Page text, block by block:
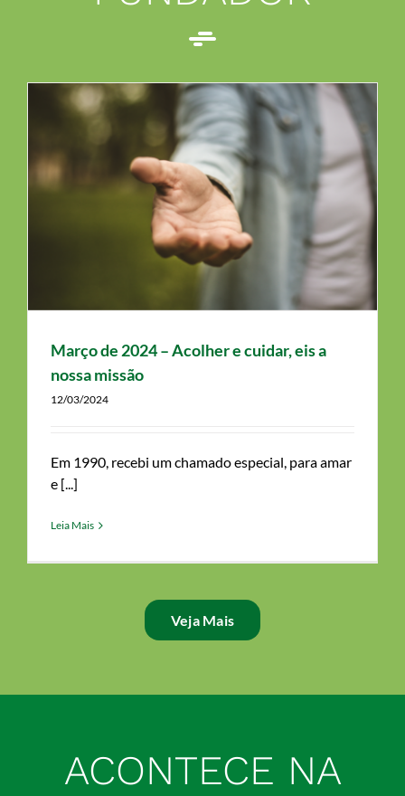
Março de 2024 – Acolher e cuidar, eis a
nossa missão
12/03/2024
Em 1990, recebi um chamado especial, para amar
e [...]
Leia Mais
Veja Mais
ACONTECE NA